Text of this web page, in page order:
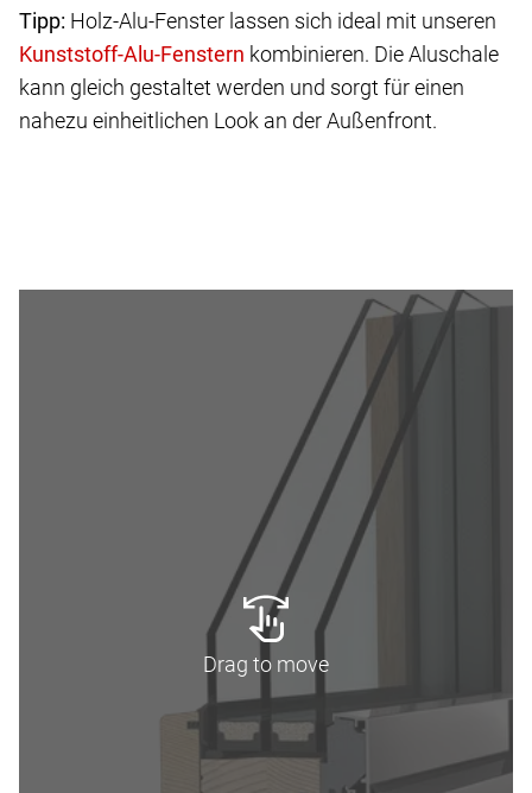
Tipp: Holz-Alu-Fenster lassen sich ideal mit unseren
kombinieren. Die Aluschale
kann gleich gestaltet werden und sorgt für einen
nahezu einheitlichen Look an der Außenfront.
Drag to move